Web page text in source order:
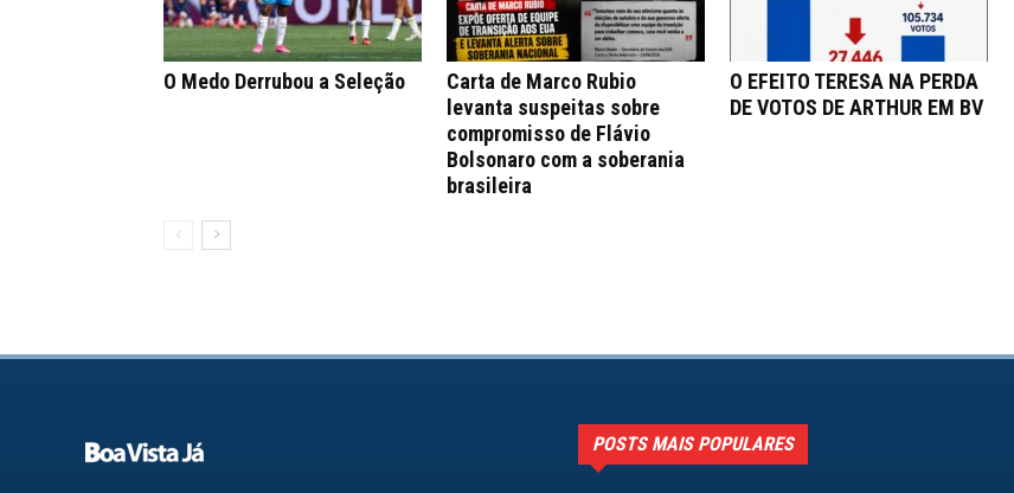
O Medo Derrubou a Seleção
Carta de Marco Rubio
levanta suspeitas sobre
compromisso de Flávio
Bolsonaro com a soberania
brasileira
O EFEITO TERESA NA PERDA
DE VOTOS DE ARTHUR EM BV
POSTS MAIS POPULARES